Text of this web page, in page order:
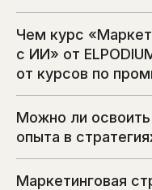
Чем курс
с ИИ» от
от курсов по
Можно ли
опыта в
Маркетинговая